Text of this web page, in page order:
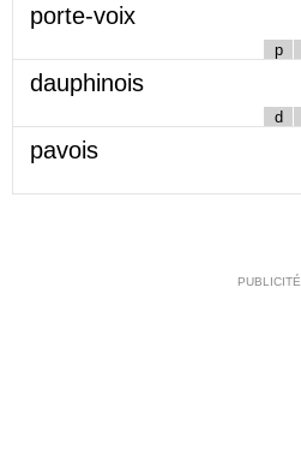
porte-voix
p
dauphinois
d
pavois
PUBLICITÉ